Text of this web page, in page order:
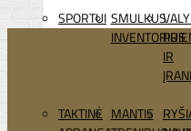
SPORTUI SMULKUS
INVENTORIUS
IR
TAKTINĖ MANTIS